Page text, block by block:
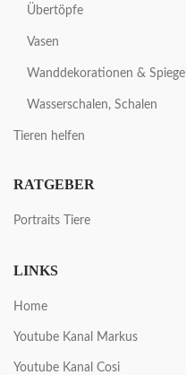
Übertöpfe
Vasen
Wanddekorationen & Spiegel
Wasserschalen, Schalen
Tieren helfen
RATGEBER
Portraits Tiere
LINKS
Home
Youtube Kanal Markus
Youtube Kanal Cosi